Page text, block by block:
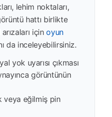
lehim noktaları,
hattı birlikte
içinoyun
da inceleyebilirsiniz.
yok uyarısı çıkması
görüntünün
veya eğilmiş pin